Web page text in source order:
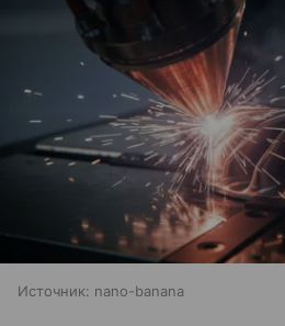
Источник: nano-banana